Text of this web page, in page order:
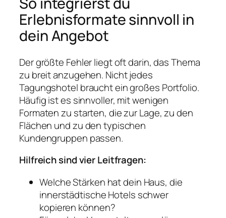
Erlebnisformate sinnvoll in
dein Angebot
Der größte Fehler liegt oft darin, das Thema
zu breit anzugehen. Nicht jedes
Tagungshotel braucht ein großes Portfolio.
Häufig ist es sinnvoller, mit wenigen
Formaten zu starten, die zur Lage, zu den
Flächen und zu den typischen
Kundengruppen passen.
Hilfreich sind vier Leitfragen:
Welche Stärken hat dein Haus, die
innerstädtische Hotels schwer
kopieren können?